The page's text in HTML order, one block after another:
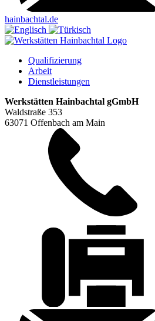
hainbachtal.de
Qualifizierung
Arbeit
Dienstleistungen
Werkstätten Hainbachtal gGmbH
Waldstraße 353
63071 Offenbach am Main